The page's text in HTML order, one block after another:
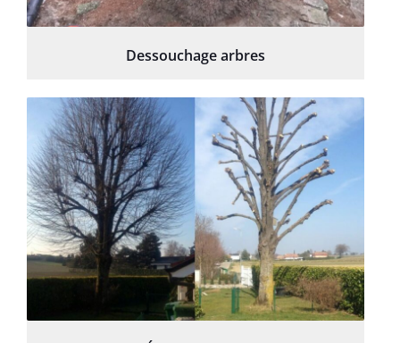
Dessouchage arbres